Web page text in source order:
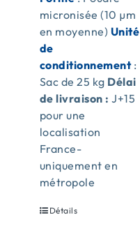
micronisée (10 µm
en moyenne) Unité
de
conditionnement:
Sac de 25 kg Délai
de livraison : J+15
pour une
localisation
France-
uniquement en
métropole
Détails